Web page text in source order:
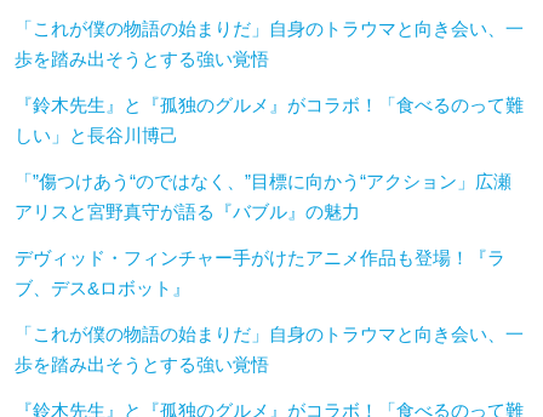
「これが僕の物語の始まりだ」自身のトラウマと向き会い、一
歩を踏み出そうとする強い覚悟
『鈴木先生』と『孤独のグルメ』がコラボ！「食べるのって難
しい」と長谷川博己
「”傷つけあう“のではなく、”目標に向かう“アクション」広瀬
アリスと宮野真守が語る『バブル』の魅力
デヴィッド・フィンチャー手がけたアニメ作品も登場！『ラ
ブ、デス&ロボット』
「これが僕の物語の始まりだ」自身のトラウマと向き会い、一
歩を踏み出そうとする強い覚悟
『鈴木先生』と『孤独のグルメ』がコラボ！「食べるのって難